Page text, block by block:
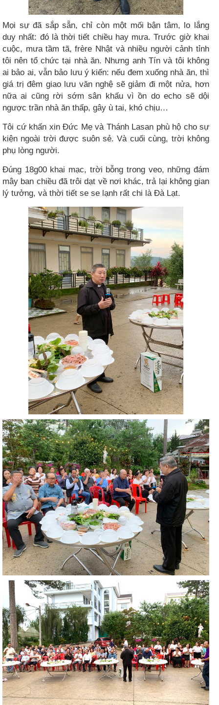
Mọi sự đã sắp sẵn, chỉ còn một mối bận tâm, lo lắng
duy nhất: đó là thời tiết chiều hay mưa. Trước giờ khai
cuộc, mưa tầm tã, frère Nhật và nhiều người cảnh tỉnh
tôi nên tổ chức tại nhà ăn. Nhưng anh Tín và tôi không
ai bảo ai, vẫn bảo lưu ý kiến: nếu đem xuống nhà ăn, thì
giá trị đêm giao lưu văn nghệ sẽ giảm đi một nửa, hơn
nữa ai cũng rời sớm sân khấu vì ồn do echo sẽ dội
ngược trần nhà ăn thấp, gây ù tai, khó chịu…
Tôi cứ khấn xin Đức Mẹ và Thánh Lasan phù hộ cho sự
kiện ngoài trời được suôn sẻ. Và cuối cùng, trời không
phụ lòng người.
Đúng 18g00 khai mạc, trời bỗng trong veo, những đám
mây ban chiều đã trôi dạt về nơi khác, trả lại không gian
lý tưởng, và thời tiết se se lạnh rất chi là Đà Lạt.